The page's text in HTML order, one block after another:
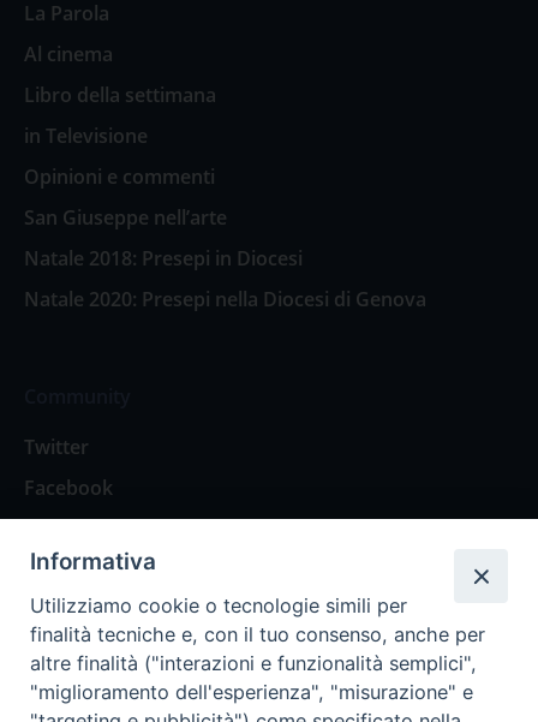
La Parola
Al cinema
Libro della settimana
in Televisione
Opinioni e commenti
San Giuseppe nell’arte
Natale 2018: Presepi in Diocesi
Natale 2020: Presepi nella Diocesi di Genova
Twitter
Facebook
Contattaci
Spazio Lettori
Eventi
Informativa
Utilizziamo cookie o tecnologie simili per
finalità tecniche e, con il tuo consenso, anche per
altre finalità ("interazioni e funzionalità semplici",
"miglioramento dell'esperienza", "misurazione" e